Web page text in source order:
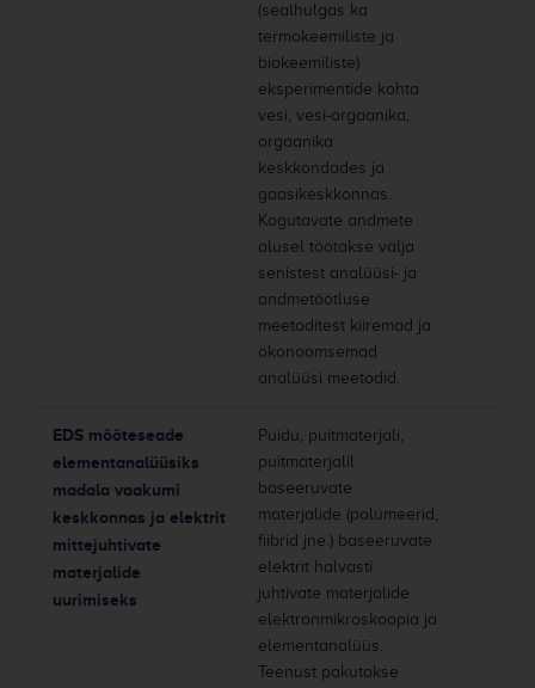
(sealhulgas ka
termokeemiliste ja
biokeemiliste)
eksperimentide kohta
vesi, vesi-orgaanika,
orgaanika
keskkondades ja
gaasikeskkonnas.
Kogutavate andmete
alusel töötakse välja
senistest analüüsi- ja
andmetöötluse
meetoditest kiiremad ja
ökonoomsemad
analüüsi meetodid.
EDS mõõteseade
elementanalüüsiks
madala vaakumi
keskkonnas ja elektrit
mittejuhtivate
materjalide
uurimiseks
Puidu, puitmaterjali,
puitmaterjalil
baseeruvate
materjalide (polümeerid,
fiibrid jne.) baseeruvate
elektrit halvasti
juhtivate materjalide
elektronmikroskoopia ja
elementanalüüs.
Teenust pakutakse